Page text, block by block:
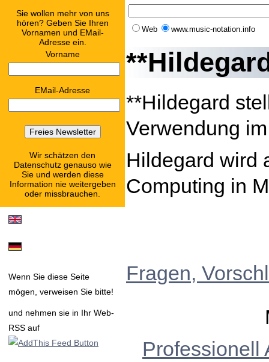
Sie wollen mehr von uns
hören? Geben Sie Ihren
Vornamen und EMail-
Adresse ein.
Vorname
EMail-Adresse
Wir schätzen den
Datenschutz genauso wie
Sie und werden diese
Information nie weitergeben
oder missbrauchen.
Wenn Sie diese Seite
mögen, verweisen Sie bitte!
und nehmen sie in Ihr Web-
RSS auf
Web www.music-notation.info
**Hildegard
Verwendung
Hildegard wird
Computing in
Fragen,
Professionell